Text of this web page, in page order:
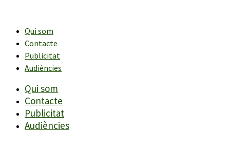
contingutQui som
Contacte
Publicitat
Audiències
Qui som
Contacte
Publicitat
Audiències